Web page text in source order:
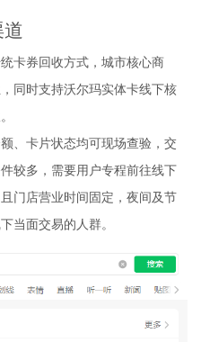
卡券回收方式，城市核心商
同时支持沃尔玛实体卡线下核
、卡片状态均可现场查验，交
较多，需要用户专程前往线下
门店营业时间固定，夜间及节
当面交易的人群。